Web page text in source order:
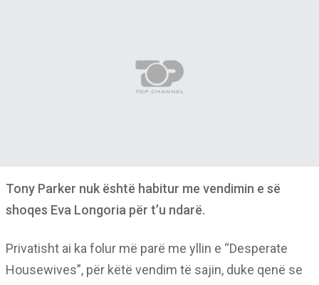
Tony Parker nuk është habitur me vendimin e së
shoqes Eva Longoria për t’u ndarë.
Privatisht ai ka folur më parë me yllin e “Desperate
Housewives”, për këtë vendim të sajin, duke qenë se